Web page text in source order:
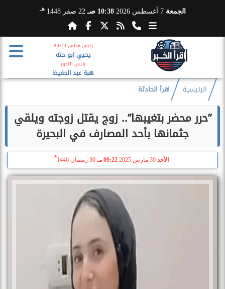
الجمعة 7 أغسطس 2026 10:38 صـ 22 صفر 1448 هـ
رئيس مجلس الإدارة
يحيي ابو حته
رئيس التحرير
هبة عبد الحفيظ
الرئيسية اقرأ الحادثة
”حرر محضر بتغيبها”.. زوج يقتل زوجته ويلقي
جثمانها بأحد المصارف في البحيرة
الأحد 30 مارس 2025 09:22 مـ 30 رمضان 1446
هـ